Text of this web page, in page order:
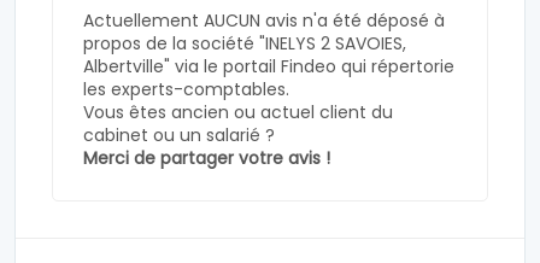
Actuellement AUCUN avis n'a été déposé à
propos de la société "INELYS 2 SAVOIES,
Albertville" via le portail Findeo qui répertorie
les experts-comptables.
Vous êtes ancien ou actuel client du
cabinet ou un salarié ?
Merci de partager votre avis !